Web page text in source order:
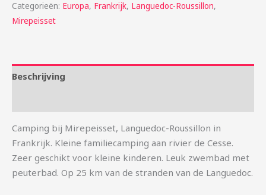
Categorieën: Europa, Frankrijk, Languedoc-Roussillon,
Mirepeisset
Beschrijving
Camping bij Mirepeisset, Languedoc-Roussillon in
Frankrijk. Kleine familiecamping aan rivier de Cesse.
Zeer geschikt voor kleine kinderen. Leuk zwembad met
peuterbad. Op 25 km van de stranden van de Languedoc.